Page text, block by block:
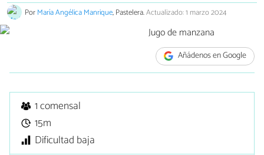
PorMaría Angélica Manrique, Pastelera.Actualizado: 1 marzo 2024
Añádenos en Google
1 comensal
15m
Dificultad baja